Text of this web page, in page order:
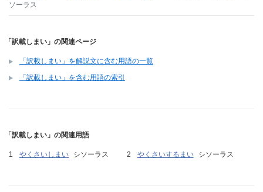
ソーラス
「訳載しまい」の関連ページ
「訳載しまい」を解説文に含む用語の一覧
「訳載しまい」を含む用語の索引
「訳載しまい」の関連用語
やくさいしまい シソーラス やくさいするまい シソーラス